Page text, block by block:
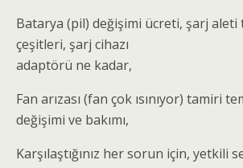
Batarya (pil) değişimi ücreti, şarj aleti
çeşitleri, şarj cihazı
adaptörü ne kadar,
Fan arızası (fan çok ısınıyor) tamiri
değişimi ve bakımı,
Karşılaştığınız her sorun için, yetkili